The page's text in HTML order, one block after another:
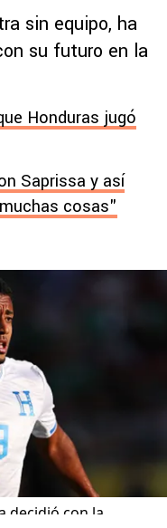
sin equipo, ha
su futuro en la
Honduras jugó
Saprissa y así
cosas"
decidió con la